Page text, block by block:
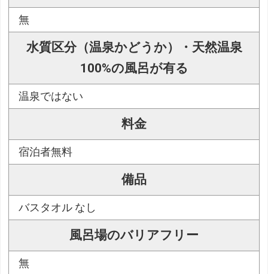
無
水質区分（温泉かどうか）・天然温泉
100%の風呂が有る
温泉ではない
料金
宿泊者無料
備品
バスタオル なし
風呂場のバリアフリー
無